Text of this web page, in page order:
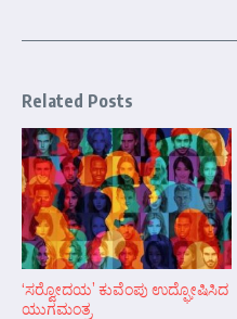
Related Posts
‘ಸರ್‍ವೋದಯ’ ಕುವೆಂಪು ಉದ್ಘೋಷಿಸಿದ
ಯುಗಮಂತ್ರ